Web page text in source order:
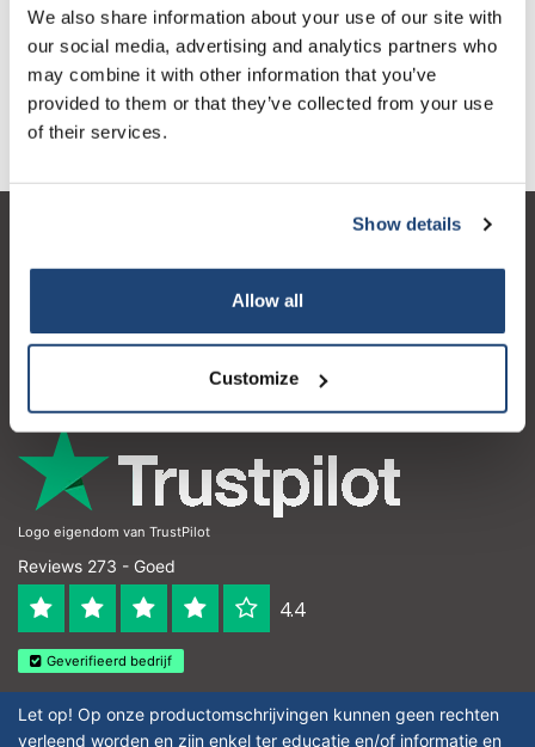
We also share information about your use of our site with
our social media, advertising and analytics partners who
may combine it with other information that you’ve
provided to them or that they’ve collected from your use
of their services.
Show details
Allow all
Customize
Toevoegen aan winkelwagen
Informatie
Contactgegevens
Logo eigendom van TrustPilot
Reviews 273 - Goed
4.4
Geverifieerd bedrijf
Let op! Op onze productomschrijvingen kunnen geen rechten
verleend worden en zijn enkel ter educatie en/of informatie en